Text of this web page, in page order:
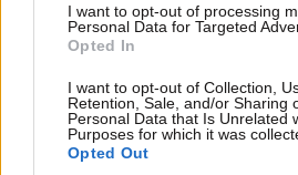
I want to opt-out of processing
Personal Data for Targeted
Opted In
I want to opt-out of Collection,
Retention, Sale, and/or Sharing
Personal Data that Is Unrelated
Purposes for which it was
Opted Out